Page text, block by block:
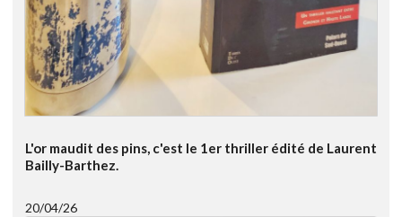
L'or maudit des pins, c'est le 1er thriller édité de Laurent
Bailly-Barthez.
20/04/26